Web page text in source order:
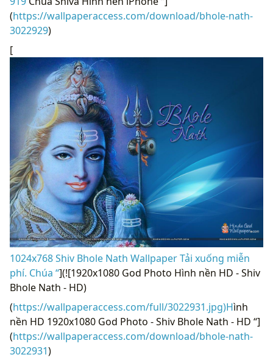
(https://wallpaperaccess.com/download/bhole-nath-
3022929)
[
1024x768 Shiv Bhole Nath Wallpaper Tải xuống miễn
phí. Chúa “](![1920x1080 God Photo Hình nền HD - Shiv
Bhole Nath - HD)
(https://wallpaperaccess.com/full/3022931.jpg)Hình
nền HD 1920x1080 God Photo - Shiv Bhole Nath - HD “]
(https://wallpaperaccess.com/download/bhole-nath-
3022931)